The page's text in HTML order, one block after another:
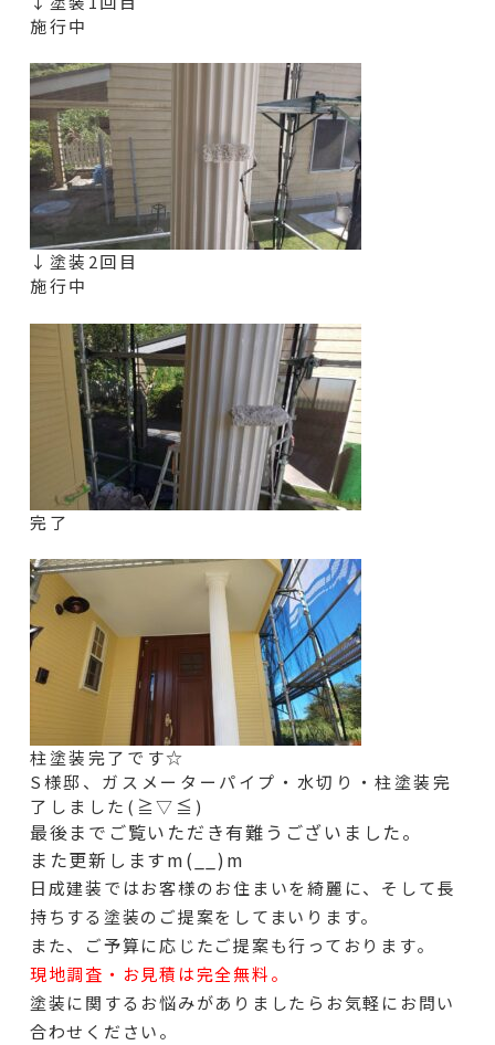
施行中
↓塗装2回目
施行中
完了
柱塗装完了です☆
S様邸、ガスメーターパイプ・水切り・柱塗装完
了しました(≧▽≦)
最後までご覧いただき有難うございました。
また更新しますm(__)m
日成建装ではお客様のお住まいを綺麗に、そして長
持ちする塗装のご提案をしてまいります。
また、ご予算に応じたご提案も行っております。
現地調査・お見積は完全無料。
塗装に関するお悩みがありましたらお気軽にお問い
合わせください。